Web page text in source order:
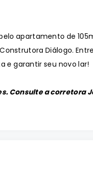
apartamento de
Diálogo.
e garantir seu novo lar!
Consulte a corretora